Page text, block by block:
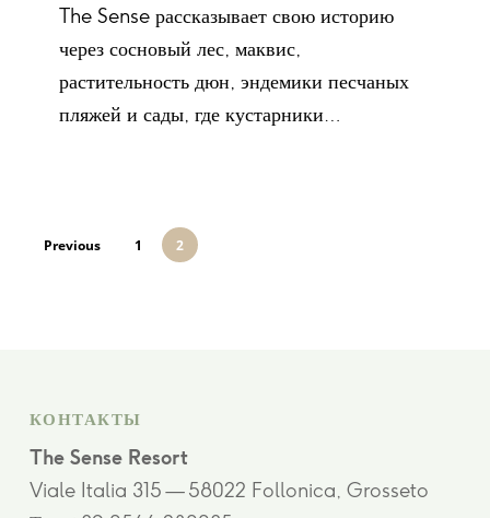
The Sense рассказывает свою историю
через сосновый лес, маквис,
растительность дюн, эндемики песчаных
пляжей и сады, где кустарники…
Previous 1 2
КОНТАКТЫ
The Sense Resort
Viale Italia 315 — 58022 Follonica, Grosseto